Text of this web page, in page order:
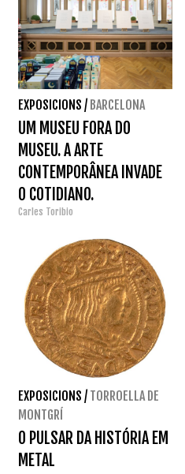
EXPOSICIONS / BARCELONA
UM MUSEU FORA DO
MUSEU. A ARTE
CONTEMPORÂNEA INVADE
O COTIDIANO.
Carles Toribio
EXPOSICIONS / TORROELLA DE
MONTGRÍ
O PULSAR DA HISTÓRIA EM
METAL